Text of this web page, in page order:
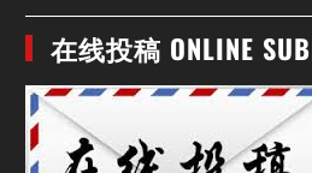
在线投稿 ONLINE